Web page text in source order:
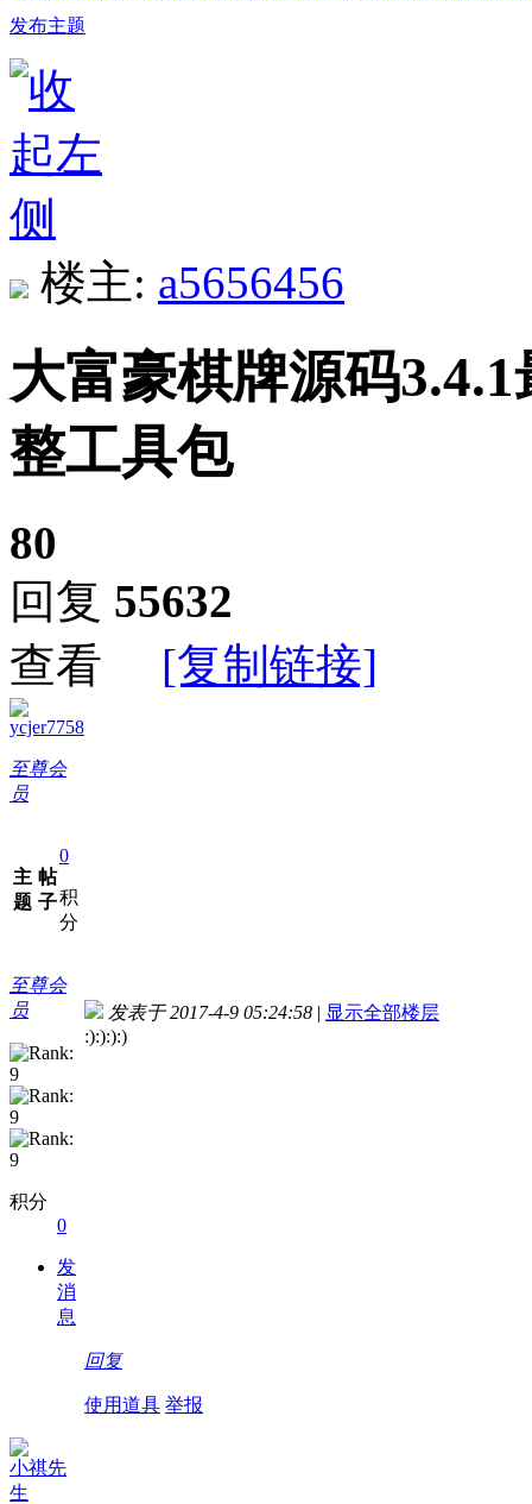
发布主题
楼主: a5656456
大富豪棋牌源码
整工具包
80
回复 55632
查看
[复制链接]
ycjer7758
至尊会
员
主
题
帖
子
0
积
分
至尊会
员
积分
0
发
消
息
发表于 2017-4-9 05:24:58 | 显示全部楼层
:):):):)
回复
使用道具 举报
小祺先
生